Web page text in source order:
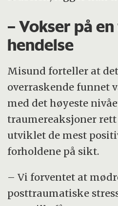
– Vokser på
hendelse
Misund forteller at
overraskende funnet
med det høyeste
traumereaksjoner rett
utviklet de mest
forholdene på sikt.
– Vi forventet at
posttraumatiske